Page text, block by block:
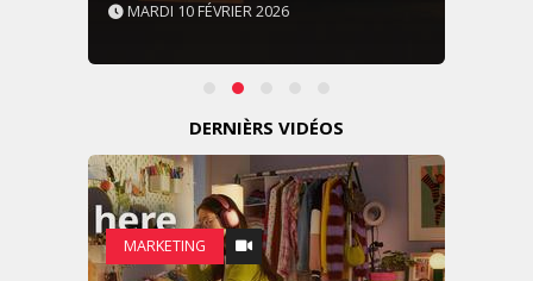
MARDI 10 FÉVRIER 2026
DERNIÈRS VIDÉOS
MARKETING